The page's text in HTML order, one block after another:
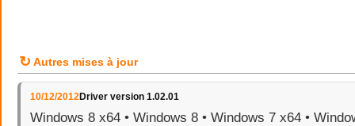
↻ Autres mises à jour
10/12/2012Driver version 1.02.01
Windows 8 x64 • Windows 8 • Windows 7 x64 •